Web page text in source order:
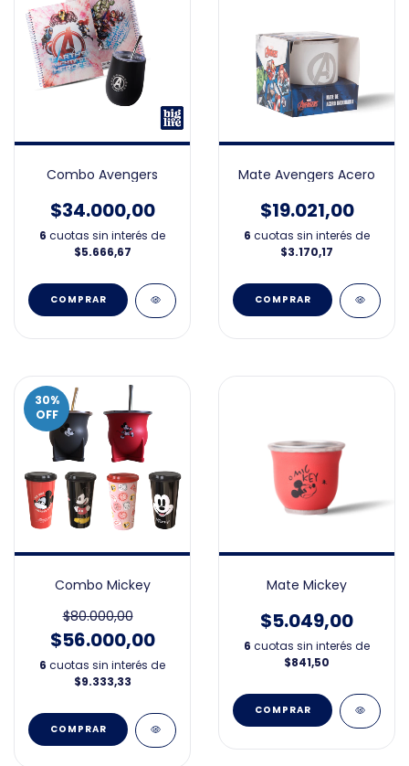
Combo Avengers
$34.000,00
6 cuotas sin interés de
$5.666,67
Mate Avengers Acero
$19.021,00
6 cuotas sin interés de
$3.170,17
30%
OFF
Combo Mickey
$80.000,00
$56.000,00
6 cuotas sin interés de
$9.333,33
Mate Mickey
$5.049,00
6 cuotas sin interés de
$841,50